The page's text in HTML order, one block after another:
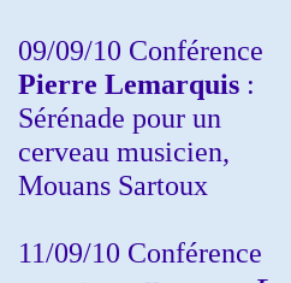
09/09/10 Conférence
Pierre Lemarquis :
Sérénade pour un
cerveau musicien,
Mouans Sartoux
11/09/10 Conférence